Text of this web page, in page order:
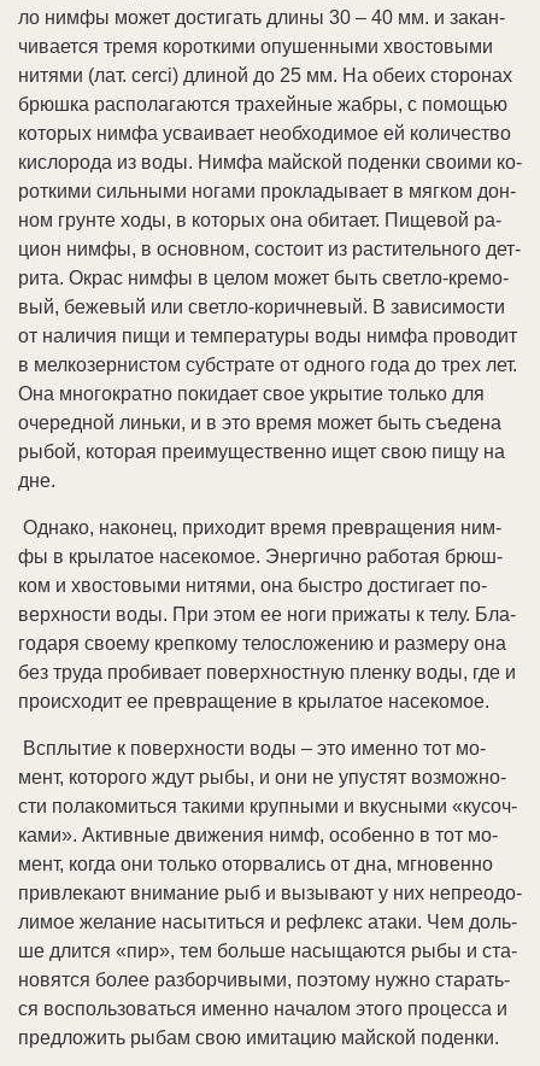
ло ним­фы мо­жет дос­ти­гать дли­ны 30 – 40 мм. и за­кан­
чи­ва­ет­ся тре­мя ко­рот­ки­ми опу­шен­ны­ми хво­сто­вы­ми
ни­тя­ми (лат. cerci) дли­ной до 25 мм. На обе­их сто­ро­нах
брюш­ка рас­по­ла­га­ют­ся тра­хей­ные жаб­ры, с по­мо­щью
ко­то­рых ним­фа ус­ваи­ва­ет не­об­хо­ди­мое ей ко­ли­че­ст­во
ки­сло­ро­да из во­ды. Ним­фа май­ской по­ден­ки свои­ми ко­
рот­ки­ми силь­ны­ми но­га­ми про­кла­ды­ва­ет в мяг­ком дон­
ном грун­те хо­ды, в ко­то­рых она оби­та­ет. Пи­ще­вой ра­
ци­он ним­фы, в ос­нов­ном, со­сто­ит из рас­ти­тель­но­го дет­
ри­та. Ок­рас ним­фы в це­лом мо­жет быть свет­ло-кре­мо­
вый, бе­же­вый или свет­ло-ко­рич­не­вый. В за­ви­си­мо­сти
от на­ли­чия пи­щи и тем­пе­ра­ту­ры во­ды ним­фа про­во­дит
в мел­ко­зер­ни­стом суб­стра­те от од­но­го го­да до трех лет.
Она мно­го­крат­но по­ки­да­ет свое ук­ры­тие толь­ко для
оче­ред­ной линь­ки, и в это вре­мя мо­жет быть съе­де­на
ры­бой, ко­то­рая пре­иму­ще­ст­вен­но ищет свою пи­щу на
дне.
Од­на­ко, на­ко­нец, при­хо­дит вре­мя пре­вра­ще­ния ним­
фы в кры­ла­тое на­се­ко­мое. Энер­гич­но ра­бо­тая брюш­
ком и хво­сто­вы­ми ни­тя­ми, она бы­ст­ро дос­ти­га­ет по­
верх­но­сти во­ды. При этом ее но­ги при­жа­ты к те­лу. Бла­
го­да­ря сво­ему креп­ко­му те­ло­сло­же­нию и раз­ме­ру она
без тру­да про­би­ва­ет по­верх­но­ст­ную плен­ку во­ды, где и
про­ис­хо­дит ее пре­вра­ще­ние в кры­ла­тое на­се­ко­мое.
Всплы­тие к по­верх­но­сти во­ды – это имен­но тот мо­
мент, ко­то­ро­го ждут ры­бы, и они не упус­тят воз­мож­но­
сти по­ла­ко­мить­ся та­ки­ми круп­ны­ми и вкус­ны­ми «ку­соч­
ка­ми». Ак­тив­ные дви­же­ния нимф, осо­бен­но в тот мо­
мент, ко­гда они толь­ко ото­рва­лись от дна, мгно­вен­но
при­вле­ка­ют вни­ма­ние рыб и вы­зы­ва­ют у них не­пре­одо­
ли­мое же­ла­ние на­сы­тить­ся и реф­лекс ата­ки. Чем доль­
ше длит­ся «пир», тем боль­ше на­сы­ща­ют­ся ры­бы и ста­
но­вят­ся бо­лее раз­бор­чи­вы­ми, по­это­му нуж­но ста­рать­
ся вос­поль­зо­вать­ся имен­но на­ча­лом это­го про­цес­са и
пред­ло­жить ры­бам свою ими­та­цию май­ской по­ден­ки.